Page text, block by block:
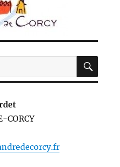
CORCY